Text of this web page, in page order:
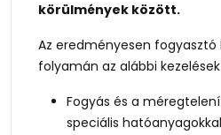
körülmények között.
Az eredményesen fogyasztó
folyamán az alábbi
Fogyás és a
speciális